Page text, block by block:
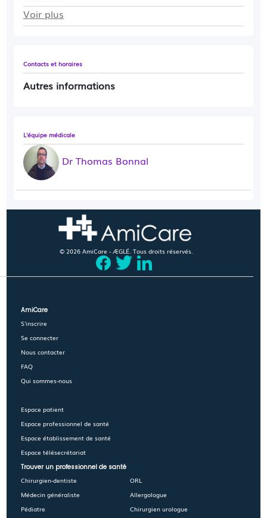
Voir plus
Contacts et horaires
Autres informations
L'équipe médicale
Dr Thomas Bonnal
© 2026 AmiCare - ÆGLÉ. Tous droits réservés.
AmiCare
S'inscrire
Se connecter
Nous contacter
FAQ
Qui sommes-nous
Espace patient
Espace professionnel de santé
Espace établissement de santé
Espace télésecrétariat
Trouver un professionnel de santé
Chirurgien-dentiste
Médecin généraliste
Pédiatre
ORL
Allergologue
Chirurgien urologue